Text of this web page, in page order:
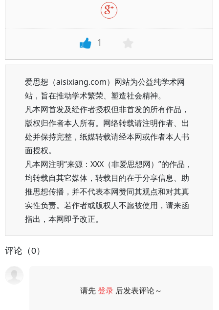
1
爱思想（aisixiang.com）网站为公益纯学术网
站，旨在推动学术繁荣、塑造社会精神。
凡本网首发及经作者授权但非首发的所有作品，
版权归作者本人所有。网络转载请注明作者、出
处并保持完整，纸媒转载请经本网或作者本人书
面授权。
凡本网注明“来源：XXX（非爱思想网）”的作品，
均转载自其它媒体，转载目的在于分享信息、助
推思想传播，并不代表本网赞同其观点和对其真
实性负责。若作者或版权人不愿被使用，请来函
指出，本网即予改正。
评论（0）
请先登录 后发表评论～